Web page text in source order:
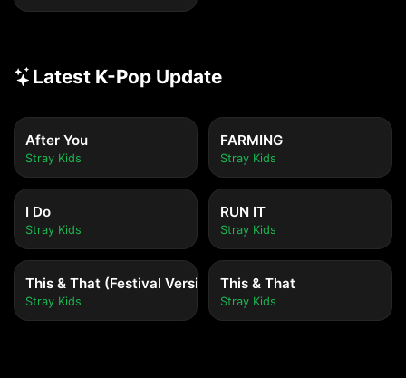
Latest K-Pop Update
After You
Stray Kids
FARMING
Stray Kids
I Do
Stray Kids
RUN IT
Stray Kids
This & That (Festival Version)
Stray Kids
This & That
Stray Kids